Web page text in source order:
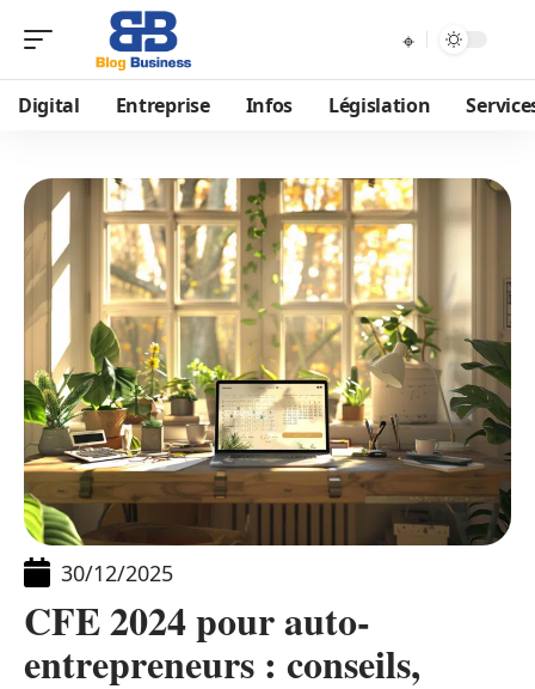
Digital Entreprise Infos Législation
30/12/2025
CFE 2024 pour auto-
entrepreneurs : conseils,